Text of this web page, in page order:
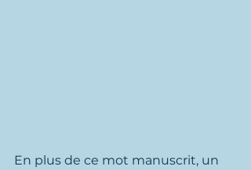
En plus de ce mot manuscrit, un